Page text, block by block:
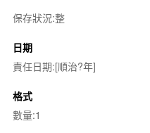
保存狀況:整
日期
責任日期:[順治?年]
格式
數量:1